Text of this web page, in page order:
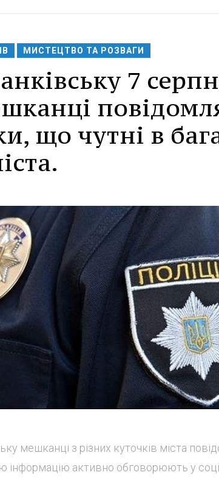
МИСТЕЦТВО ТА РОЗВАГИ
7
що чутні в
мешканці з різних куточків міста
інформацію активно обговорюють у